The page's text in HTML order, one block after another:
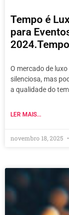
Tempo é
para
O mercado de
silenciosa, mas
a qualidade do
LER MAIS...
novembro 18, 2025